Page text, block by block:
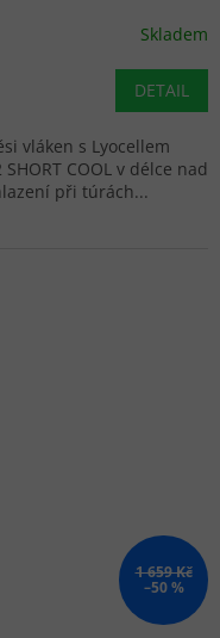
Skladem
DETAIL
vláken s Lyocellem
COOL v délce nad
při túrách...
1 659 Kč
–50 %